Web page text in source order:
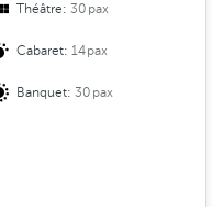
Théâtre:30pax
Cabaret:14pax
Banquet:30pax